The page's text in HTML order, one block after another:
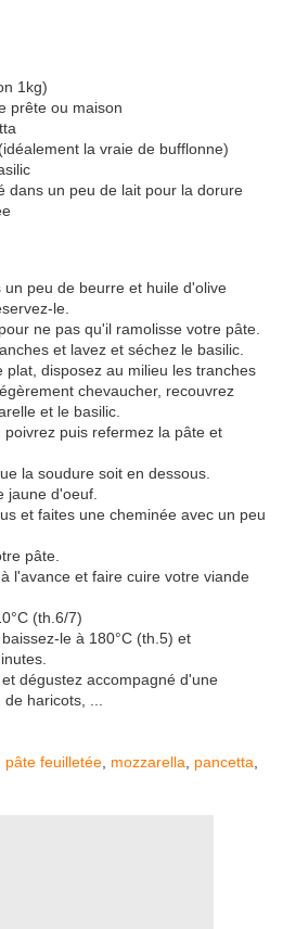
1kg)
prête ou maison
la vraie de bufflonne)
dans un peu de lait pour la dorure
peu de beurre et huile d'olive
le.
ne pas qu'il ramolisse votre pâte.
et lavez et séchez le basilic.
plat, disposez au milieu les tranches
chevaucher, recouvrez
et le basilic.
puis refermez la pâte et
la soudure soit en dessous.
jaune d'oeuf.
et faites une cheminée avec un peu
pâte.
l'avance et faire cuire votre viande
(th.6/7)
le à 180°C (th.5) et
dégustez accompagné d'une
haricots, ...
pâte feuilletée mozzarella pancetta